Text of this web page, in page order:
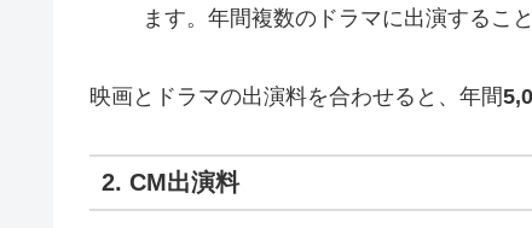
ます。年間複数のドラマに出演するこ
映画とドラマの出演料を合わせると、年間
2. CM出演料